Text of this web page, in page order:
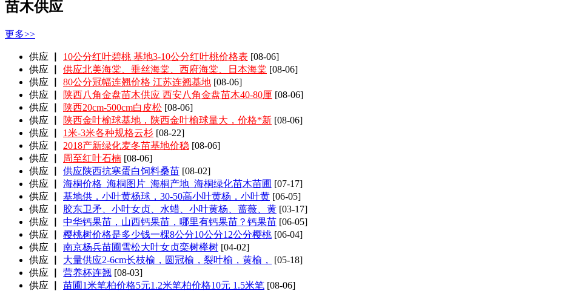
苗木供应
更多>>
供应 ▏ 10公分红叶碧桃 基地3-10公分红叶桃价格表 [08-06]
供应 ▏
供应北美海棠、垂丝海棠、西府海棠、日本海棠 [08-06]
供应 ▏
80公分冠幅连翘价格 江苏连翘基地 [08-06]
供应 ▏
陕西八角金盘苗木供应 西安八角金盘苗木40-80厘 [08-06]
供应 ▏
陕西20cm-500cm白皮松 [08-06]
供应 ▏
陕西金叶榆球基地，陕西金叶榆球量大，价格*新 [08-06]
供应 ▏
1米-3米各种规格云杉 [08-22]
供应 ▏
2018产新绿化麦冬苗基地价稳 [08-06]
供应 ▏
周至红叶石楠 [08-06]
供应 ▏
供应陕西抗寒蛋白饲料桑苗 [08-02]
供应 ▏
海桐价格_海桐图片_海桐产地_海桐绿化苗木苗圃 [07-17]
供应 ▏
基地供，小叶黄杨球，30-50高小叶黄杨，小叶黄 [06-05]
供应 ▏
胶东卫矛、小叶女贞、水蜡、小叶黄杨、蔷薇、黄 [03-17]
供应 ▏
中华钙果苗，山西钙果苗，哪里有钙果苗？钙果苗 [06-05]
供应 ▏
樱桃树价格是多少钱一棵8公分10公分12公分樱桃 [06-04]
供应 ▏
南京杨兵苗圃雪松大叶女贞栾树榉树 [04-02]
供应 ▏
大量供应2-6cm长枝榆，圆冠榆，裂叶榆，黄榆，
[05-18]
供应 ▏
营养杯连翘 [08-03]
供应 ▏
苗圃1米笔柏价格5元1.2米笔柏价格10元 1.5米笔 [08-06]